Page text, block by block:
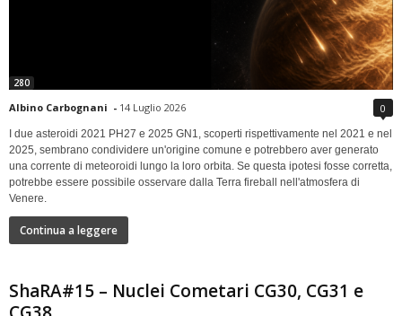
280
Albino Carbognani - 14 Luglio 2026 0
I due asteroidi 2021 PH27 e 2025 GN1, scoperti rispettivamente nel 2021 e nel
2025, sembrano condividere un'origine comune e potrebbero aver generato
una corrente di meteoroidi lungo la loro orbita. Se questa ipotesi fosse corretta,
potrebbe essere possibile osservare dalla Terra fireball nell'atmosfera di
Venere.
Continua a leggere
ShaRA#15 – Nuclei Cometari CG30, CG31 e